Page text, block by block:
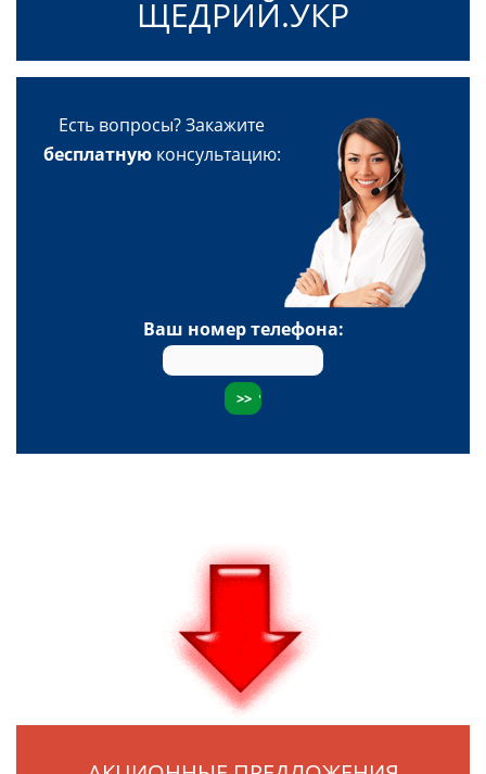
ЩЕДРИЙ.УКР
Есть вопросы? Закажите
бесплатнуюконсультацию:
Ваш номер телефона: